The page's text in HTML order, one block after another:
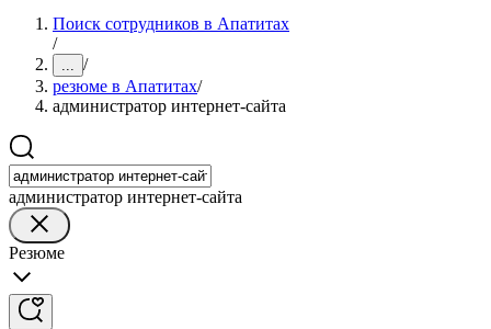
Поиск сотрудников в Апатитах
/
... /
резюме в Апатитах/
администратор интернет-сайта
администратор интернет-сайта
Резюме